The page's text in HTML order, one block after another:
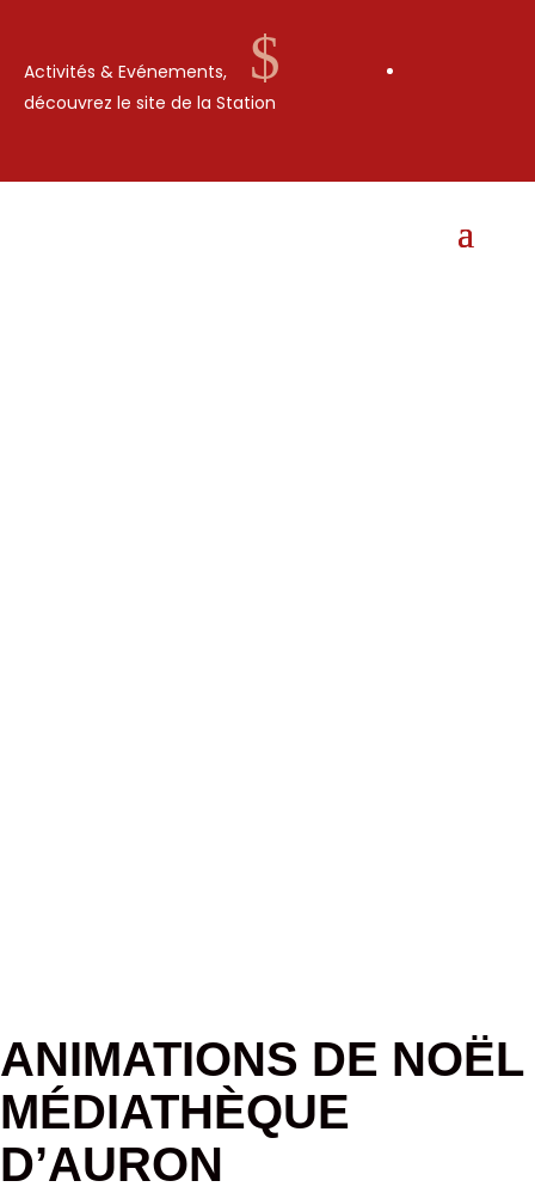
$
Activités & Evénements,
découvrez le site de la Station
ANIMATIONS DE NOËL
MÉDIATHÈQUE
D’AURON